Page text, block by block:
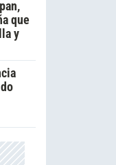
que
y